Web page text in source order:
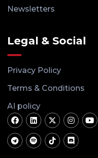
Newsletters
Legal & Social
Privacy Policy
Terms & Conditions
AI policy